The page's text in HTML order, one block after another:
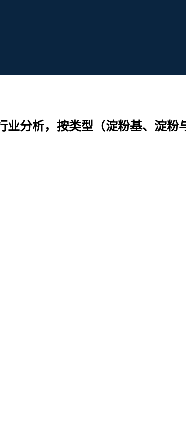
业分析，按类型（淀粉基、淀